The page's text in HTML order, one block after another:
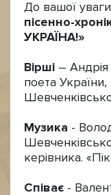
До вашої уваги
пісенно-
УКРАЇНА!»
Вірші –
поета
Музика -
керівника.
Співає -